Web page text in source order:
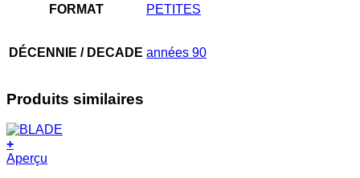
FORMAT PETITES
DÉCENNIE / DECADE années 90
Produits similaires
+
Aperçu